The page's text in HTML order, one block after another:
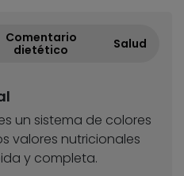
Comentario
dietético
Salud
un sistema de colores
valores nutricionales
y completa.